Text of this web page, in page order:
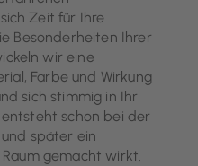
Zeit für Ihre
Besonderheiten Ihrer
wir eine
Farbe und Wirkung
sich stimmig in Ihr
schon bei der
später ein
gemacht wirkt.